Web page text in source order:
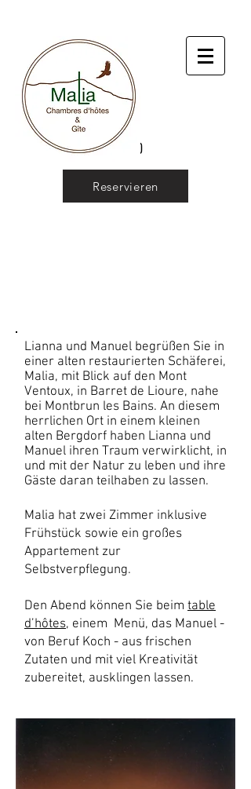
Reservieren
Lianna und Manuel begrüßen Sie in
einer alten restaurierten Schäferei,
Malia, mit Blick auf den Mont
Ventoux, in Barret de Lioure, nahe
bei Montbrun les Bains. An diesem
herrlichen Ort in einem kleinen
alten Bergdorf haben Lianna und
Manuel ihren Traum verwirklicht, in
und mit der Natur zu leben und ihre
Gäste daran teilhaben zu lassen.
Malia hat zwei Zimmer inklusive
Frühstück sowie ein großes
Appartement zur
Selbstverpflegung.
Den Abend können Sie beim table
d’hôtes, einem Menü, das Manuel -
von Beruf Koch - aus frischen
Zutaten und mit viel Kreativität
zubereitet, ausklingen lassen.